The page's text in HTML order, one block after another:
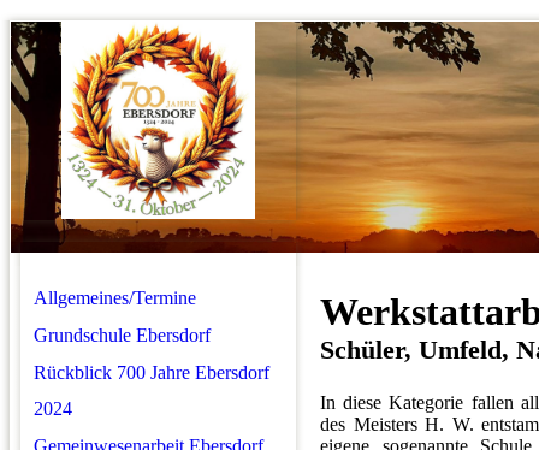
Allgemeines/Termine
Grundschule Ebersdorf
Rückblick 700 Jahre Ebersdorf
2024
Gemeinwesenarbeit Ebersdorf
Schüler, Umfeld,
In diese Kategorie fallen
des Meisters H. W.